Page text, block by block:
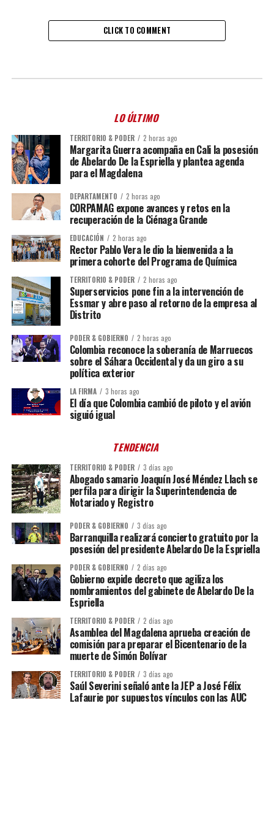
CLICK TO COMMENT
LO ÚLTIMO
TERRITORIO & PODER 2 horas ago
Margarita Guerra acompaña en Cali la posesión
de Abelardo De la Espriella y plantea agenda
para el Magdalena
DEPARTAMENTO 2 horas ago
CORPAMAG expone avances y retos en la
recuperación de la Ciénaga Grande
EDUCACIÓN 2 horas ago
Rector Pablo Vera le dio la bienvenida a la
primera cohorte del Programa de Química
TERRITORIO & PODER 2 horas ago
Superservicios pone fin a la intervención de
Essmar y abre paso al retorno de la empresa al
Distrito
PODER & GOBIERNO 2 horas ago
Colombia reconoce la soberanía de Marruecos
sobre el Sáhara Occidental y da un giro a su
política exterior
LA FIRMA 3 horas ago
El día que Colombia cambió de piloto y el avión
siguió igual
TENDENCIA
TERRITORIO & PODER 3 días ago
Abogado samario Joaquín José Méndez Llach se
perfila para dirigir la Superintendencia de
Notariado y Registro
PODER & GOBIERNO 3 días ago
Barranquilla realizará concierto gratuito por la
posesión del presidente Abelardo De la Espriella
PODER & GOBIERNO 2 días ago
Gobierno expide decreto que agiliza los
nombramientos del gabinete de Abelardo De la
Espriella
TERRITORIO & PODER 2 días ago
Asamblea del Magdalena aprueba creación de
comisión para preparar el Bicentenario de la
muerte de Simón Bolívar
TERRITORIO & PODER 3 días ago
Saúl Severini señaló ante la JEP a José Félix
Lafaurie por supuestos vínculos con las AUC